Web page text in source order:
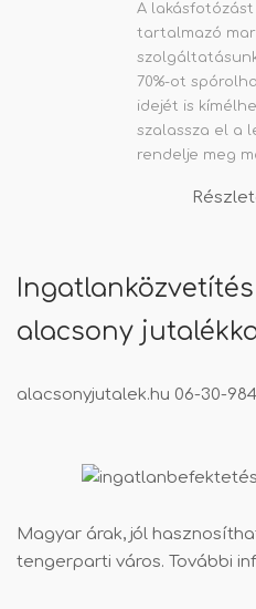
A lakásfotózást
tartalmazó
70%-ot
idejét is
szalassza el a
rendelje meg
alacsony
alacsonyjutalek.hu 06-30-
Magyar árak, jól
tengerparti város. További